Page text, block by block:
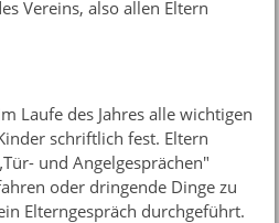
Vereins, also allen Eltern
Laufe des Jahres alle wichtigen
schriftlich fest. Eltern
und Angelgesprächen"
oder dringende Dinge zu
Elterngespräch durchgeführt.